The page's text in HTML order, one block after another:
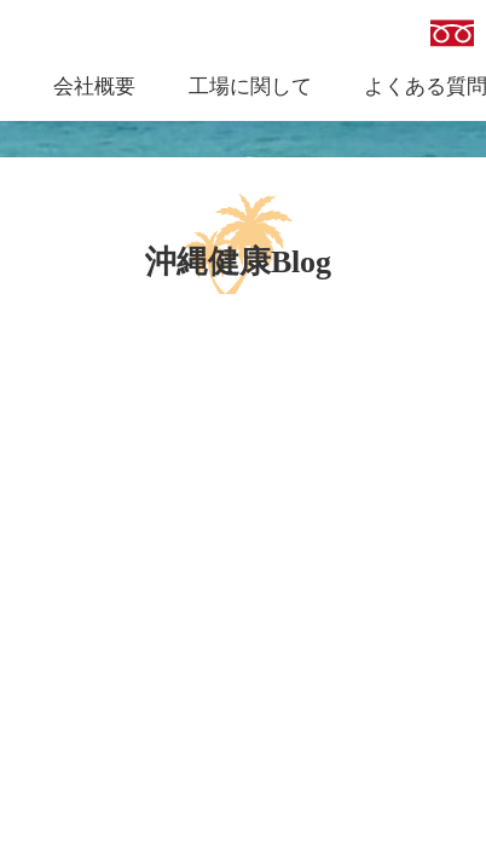
会社概要 工場に関して よくある質問
沖縄健康Blog